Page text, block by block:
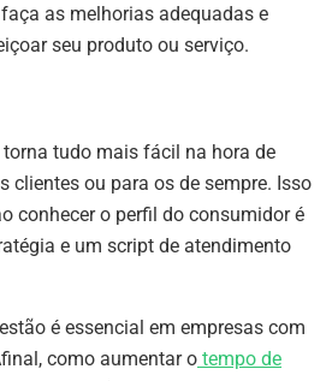
as melhorias adequadas e
seu produto ou serviço.
torna tudo mais fácil na hora de
clientes ou para os de sempre. Isso
conhecer o perfil do consumidor é
e um script de atendimento
é essencial em empresas com
como aumentar o tempo de